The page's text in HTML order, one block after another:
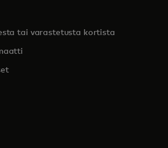
tai varastetusta kortista